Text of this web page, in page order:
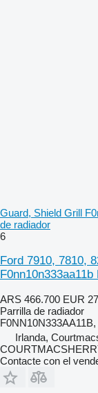
Guard, Shield Grill
de radiador
6
Ford 7910, 7810,
ARS 466.700 EUR
Parrilla de radiador
Irlanda,
Contacte con el